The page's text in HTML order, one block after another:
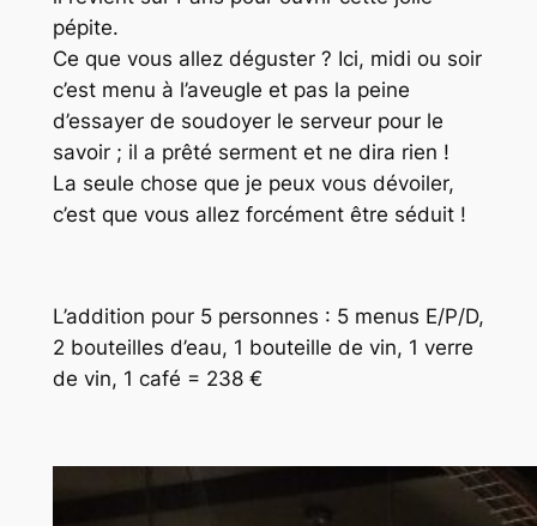
pépite.
Ce que vous allez déguster ? Ici, midi ou soir
c’est menu à l’aveugle et pas la peine
d’essayer de soudoyer le serveur pour le
savoir ; il a prêté serment et ne dira rien !
La seule chose que je peux vous dévoiler,
c’est que vous allez forcément être séduit !
L’addition pour 5 personnes : 5 menus E/P/D,
2 bouteilles d’eau, 1 bouteille de vin, 1 verre
de vin, 1 café = 238 €